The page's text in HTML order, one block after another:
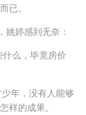
已。
姚婷感到无奈：
么，毕竟房价
年，没有人能够
样的成果。